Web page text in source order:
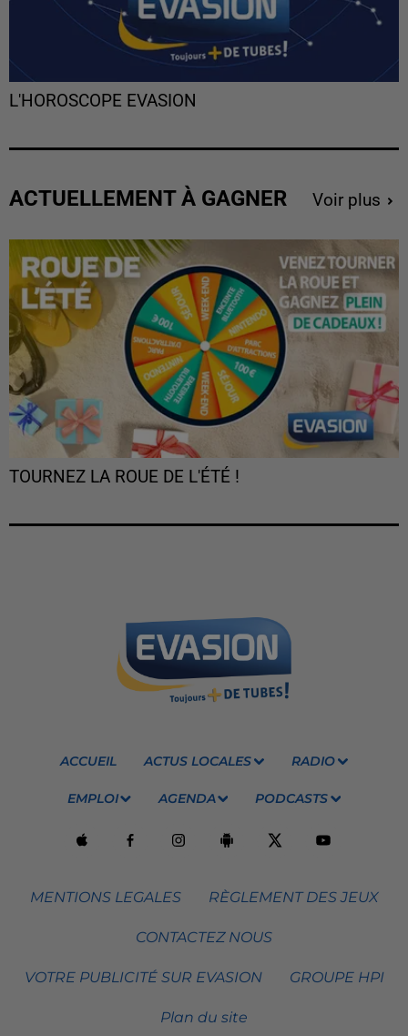
L'HOROSCOPE EVASION
ACTUELLEMENT À GAGNER Voir plus
TOURNEZ LA ROUE DE L'ÉTÉ !
ACCUEIL ACTUS LOCALES RADIO
EMPLOI AGENDA PODCASTS
MENTIONS LEGALES RÈGLEMENT DES JEUX
CONTACTEZ NOUS
VOTRE PUBLICITÉ SUR EVASION GROUPE HPI
Plan du site